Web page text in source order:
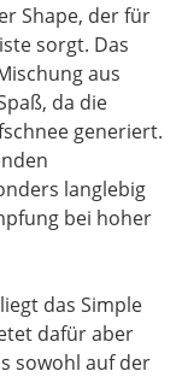
Shape, der für
sorgt. Das
aus
da die
generiert.
langlebig
bei hoher
das Simple
dafür aber
sowohl auf der